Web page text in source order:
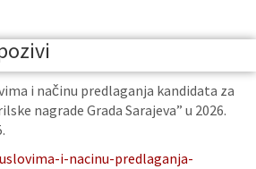
i načinu predlaganja kandidata za
nagrade Grada Sarajeva” u 2026.
i-nacinu-predlaganja-